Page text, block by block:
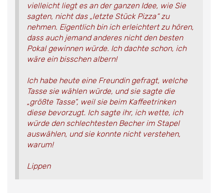
vielleicht liegt es an der ganzen Idee, wie Sie
sagten, nicht das „letzte Stück Pizza“ zu
nehmen. Eigentlich bin ich erleichtert zu hören,
dass auch jemand anderes nicht den besten
Pokal gewinnen würde. Ich dachte schon, ich
wäre ein bisschen albern!
Ich habe heute eine Freundin gefragt, welche
Tasse sie wählen würde, und sie sagte die
„größte Tasse“, weil sie beim Kaffeetrinken
diese bevorzugt. Ich sagte ihr, ich wette, ich
würde den schlechtesten Becher im Stapel
auswählen, und sie konnte nicht verstehen,
warum!
Lippen